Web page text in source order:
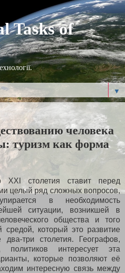
Tasks of
▼
человека
туризм как форма
ХХІ столетия ставит перед
целый ряд сложных вопросов,
в необходимость
ситуации, возникшей в
общества и того
средой, который это развитие
три столетия. Географов,
политиков интересует эта
которые позволяют её
интересную связь между